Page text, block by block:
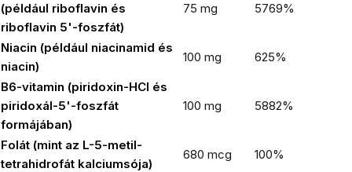
(például riboflavin és
riboflavin 5'-foszfát)
75 mg 5769%
Niacin (például niacinamid és
niacin)
100 mg
625%
B6-vitamin (piridoxin-HCl és
piridoxál-5'-foszfát
formájában)
100 mg 5882%
Folát (mint az L-5-metil-
tetrahidrofát kalciumsója)
680 mcg
100%